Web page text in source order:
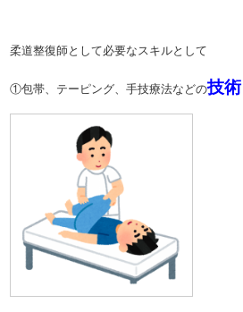
柔道整復師として必要なスキルとして
①包帯、テーピング、手技療法などの技術